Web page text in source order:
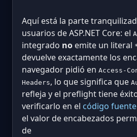
Aquí está la parte
usuarios de ASP.NET Core: el
integrado no emite un literal
devuelve exactamente los
navegador pidió en Access-
Headers, lo que significa que
refleja y el preflight tiene
verificarlo en el código
el valor de encabezados
de